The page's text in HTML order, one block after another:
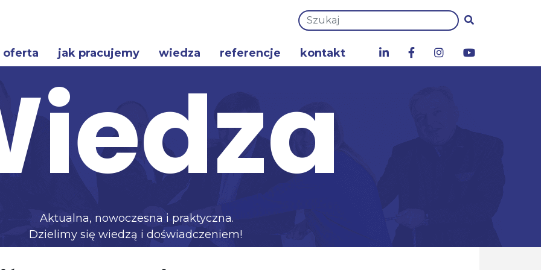
oferta jak pracujemy wiedza referencje kontakt
Aktualna, nowoczesna i praktyczna.
Dzielimy się wiedzą i doświadczeniem!